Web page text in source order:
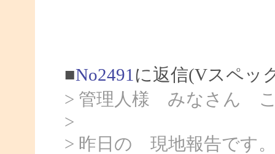
■No2491 に返信(Vスペッ
> 管理人様 みなさん
>
> 昨日の 現地報告です